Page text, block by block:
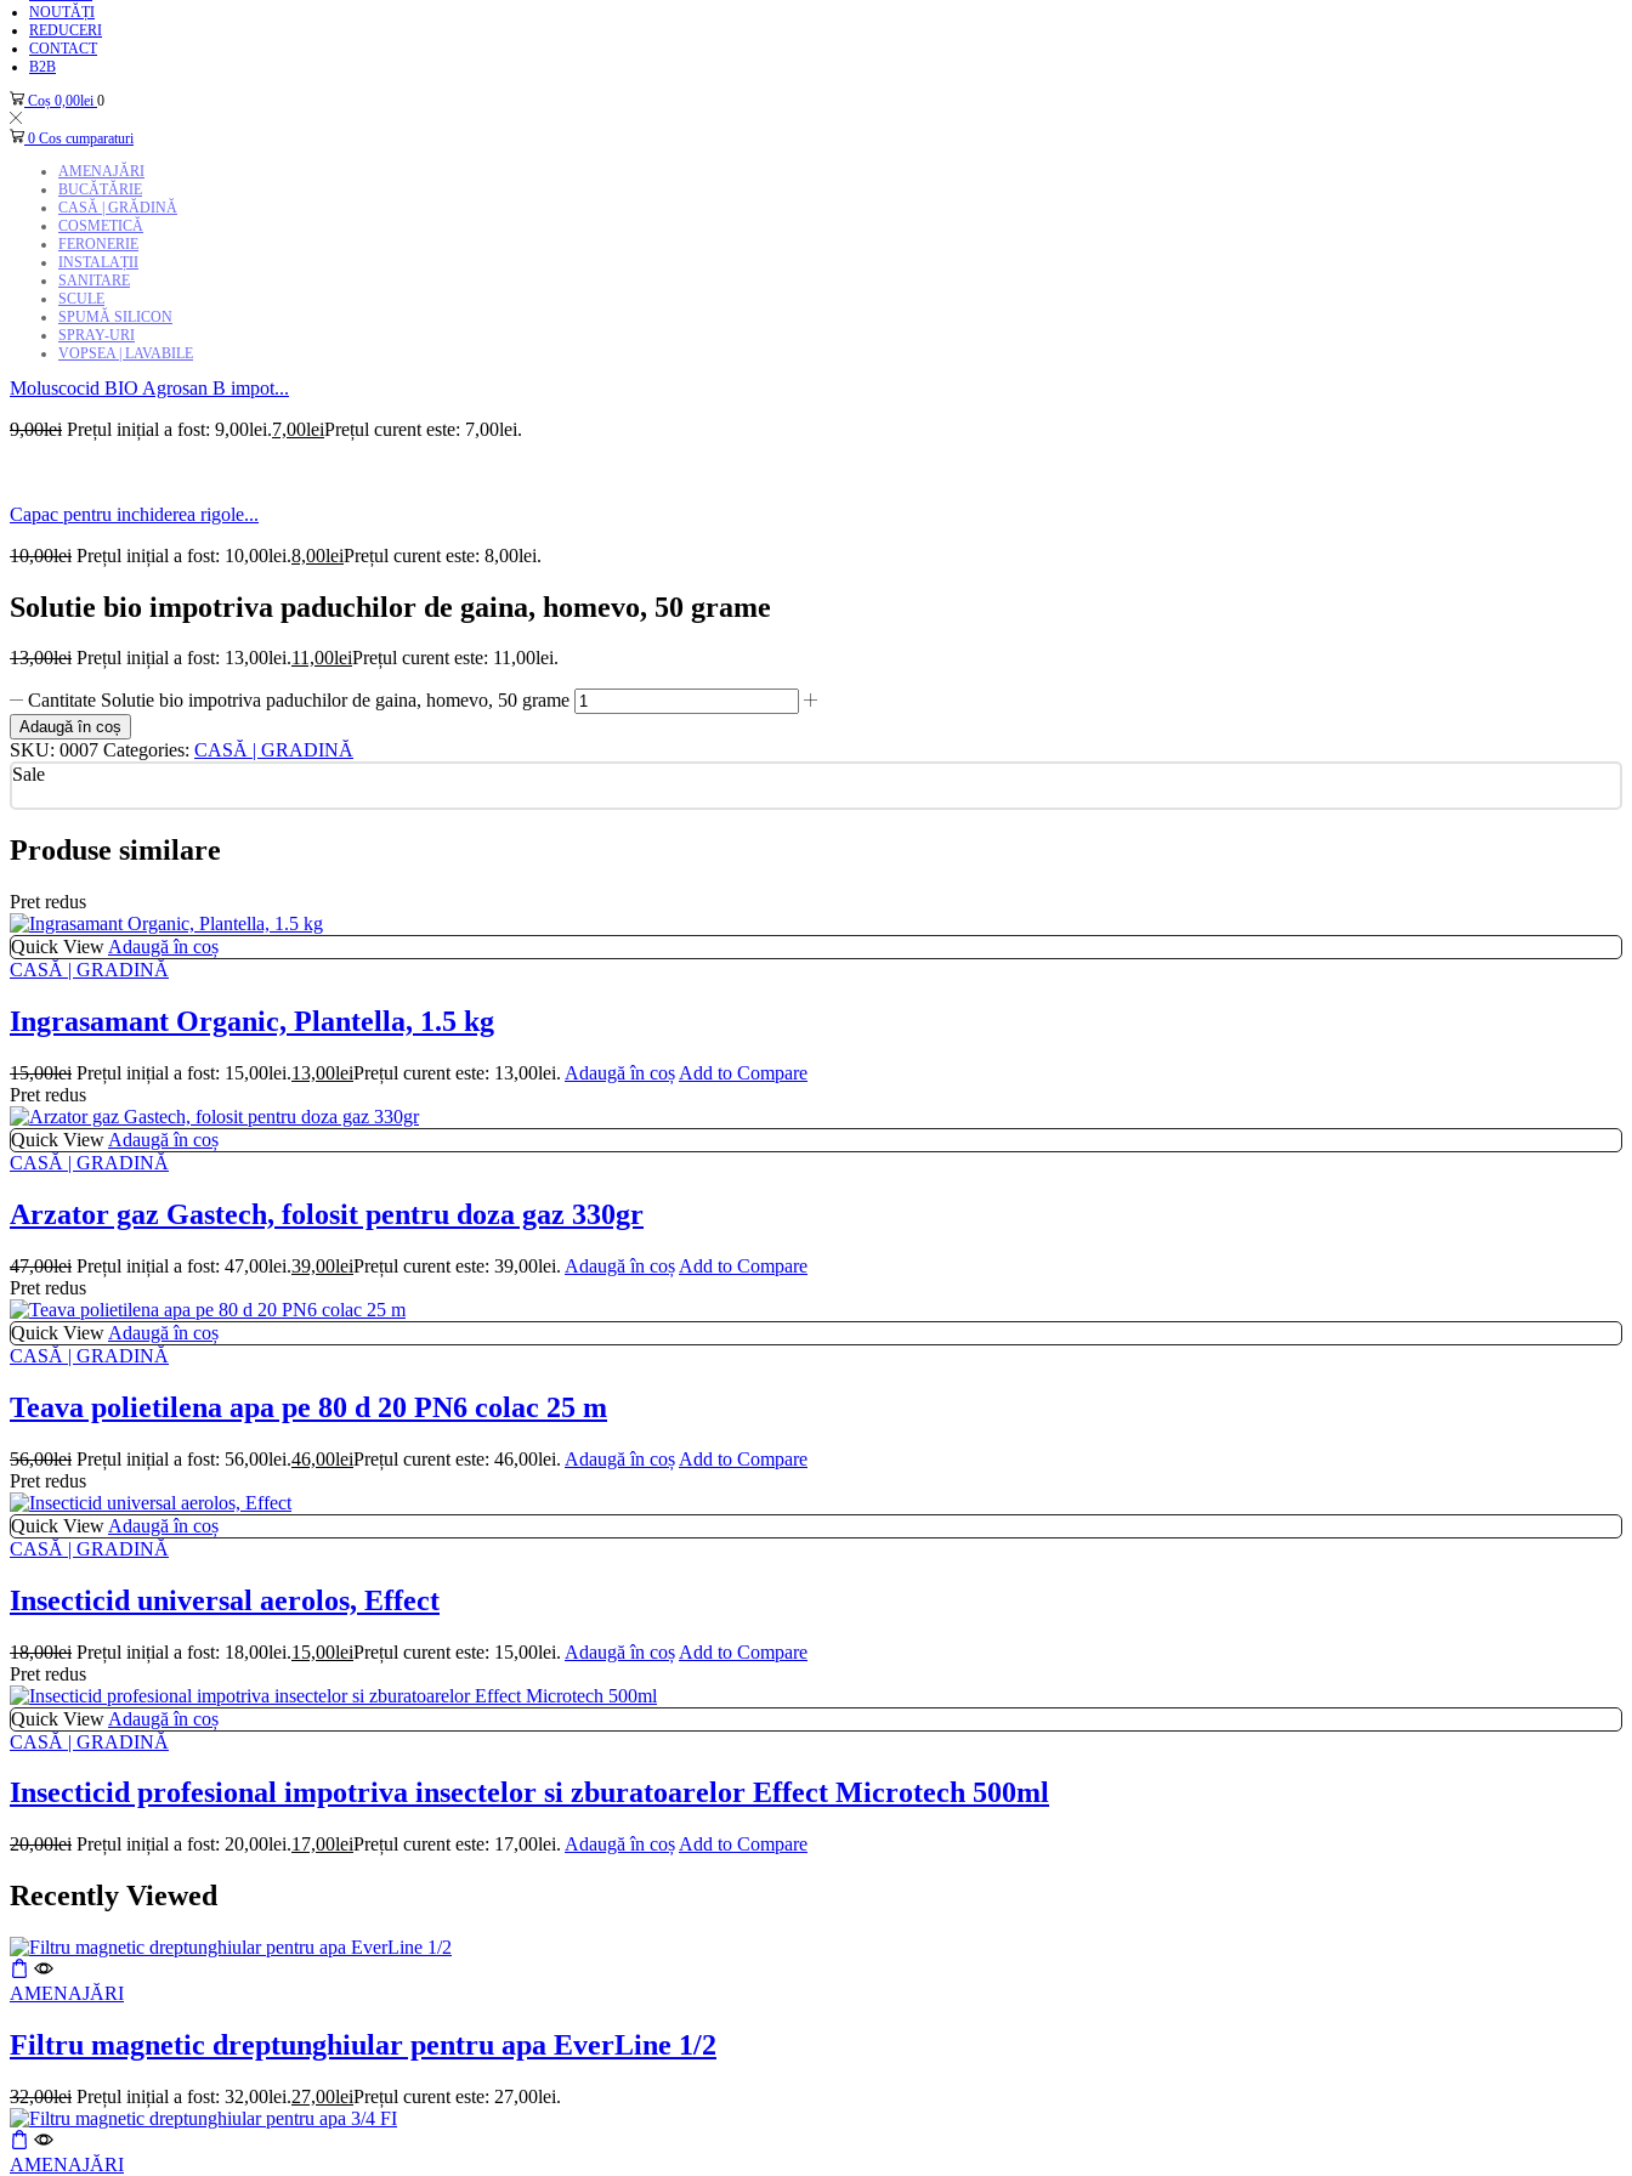
NOUTĂȚI
REDUCERI
CONTACT
B2B
Coș 0,00lei 0
0 Cos cumparaturi
AMENAJĂRI
BUCĂTĂRIE
CASĂ | GRĂDINĂ
COSMETICĂ
FERONERIE
INSTALAȚII
SANITARE
SCULE
SPUMĂ SILICON
SPRAY-URI
VOPSEA | LAVABILE
Moluscocid BIO Agrosan B impot...
9,00lei Prețul inițial a fost: 9,00lei.7,00leiPrețul curent este: 7,00lei.
Capac pentru inchiderea rigole...
10,00lei Prețul inițial a fost: 10,00lei.8,00leiPrețul curent este: 8,00lei.
Solutie bio impotriva paduchilor de gaina, homevo, 50 grame
13,00lei Prețul inițial a fost: 13,00lei.11,00leiPrețul curent este: 11,00lei.
Cantitate Solutie bio impotriva paduchilor de gaina, homevo, 50 grame
Adaugă în coș
SKU: 0007 Categories: CASĂ | GRADINĂ
Sale
Produse similare
Pret redus
Quick View Adaugă în coș
CASĂ | GRADINĂ
Ingrasamant Organic, Plantella, 1.5 kg
15,00lei Prețul inițial a fost: 15,00lei.13,00leiPrețul curent este: 13,00lei. Adaugă în coș Add to Compare
Pret redus
Quick View Adaugă în coș
CASĂ | GRADINĂ
Arzator gaz Gastech, folosit pentru doza gaz 330gr
47,00lei Prețul inițial a fost: 47,00lei.39,00leiPrețul curent este: 39,00lei. Adaugă în coș Add to Compare
Pret redus
Quick View Adaugă în coș
CASĂ | GRADINĂ
Teava polietilena apa pe 80 d 20 PN6 colac 25 m
56,00lei Prețul inițial a fost: 56,00lei.46,00leiPrețul curent este: 46,00lei. Adaugă în coș Add to Compare
Pret redus
Quick View Adaugă în coș
CASĂ | GRADINĂ
Insecticid universal aerolos, Effect
18,00lei Prețul inițial a fost: 18,00lei.15,00leiPrețul curent este: 15,00lei. Adaugă în coș Add to Compare
Pret redus
Quick View Adaugă în coș
CASĂ | GRADINĂ
Insecticid profesional impotriva insectelor si zburatoarelor Effect Microtech 500ml
20,00lei Prețul inițial a fost: 20,00lei.17,00leiPrețul curent este: 17,00lei. Adaugă în coș Add to Compare
Recently Viewed
AMENAJĂRI
Filtru magnetic dreptunghiular pentru apa EverLine 1/2
32,00lei Prețul inițial a fost: 32,00lei.27,00leiPrețul curent este: 27,00lei.
AMENAJĂRI